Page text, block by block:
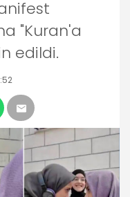
"Kuran'a
edildi.